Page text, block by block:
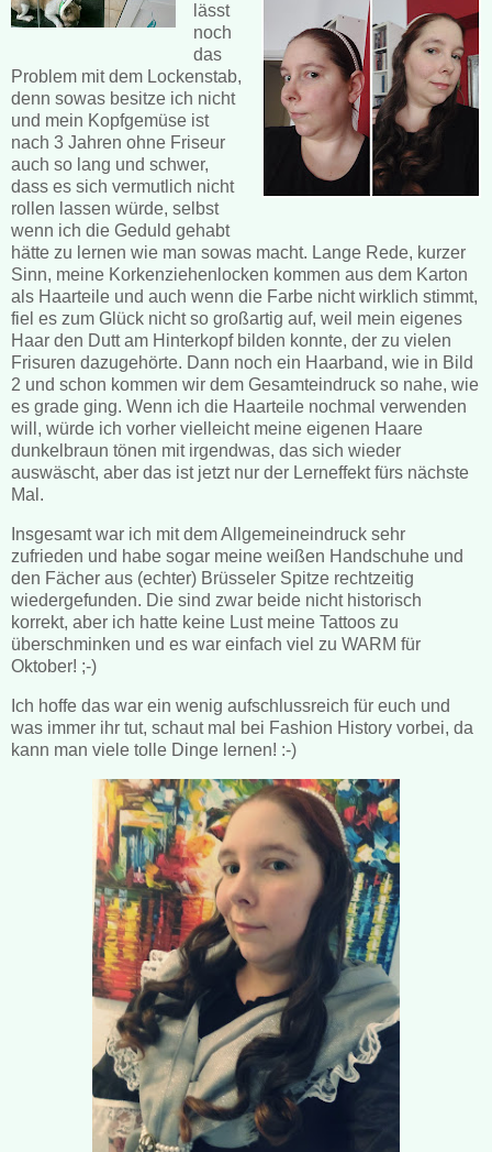
lässt
noch
das
Problem mit dem Lockenstab,
denn sowas besitze ich nicht
und mein Kopfgemüse ist
nach 3 Jahren ohne Friseur
auch so lang und schwer,
dass es sich vermutlich nicht
rollen lassen würde, selbst
wenn ich die Geduld gehabt
hätte zu lernen wie man sowas macht. Lange Rede, kurzer
Sinn, meine Korkenziehenlocken kommen aus dem Karton
als Haarteile und auch wenn die Farbe nicht wirklich stimmt,
fiel es zum Glück nicht so großartig auf, weil mein eigenes
Haar den Dutt am Hinterkopf bilden konnte, der zu vielen
Frisuren dazugehörte. Dann noch ein Haarband, wie in Bild
2 und schon kommen wir dem Gesamteindruck so nahe, wie
es grade ging. Wenn ich die Haarteile nochmal verwenden
will, würde ich vorher vielleicht meine eigenen Haare
dunkelbraun tönen mit irgendwas, das sich wieder
auswäscht, aber das ist jetzt nur der Lerneffekt fürs nächste
Mal.
Insgesamt war ich mit dem Allgemeineindruck sehr
zufrieden und habe sogar meine weißen Handschuhe und
den Fächer aus (echter) Brüsseler Spitze rechtzeitig
wiedergefunden. Die sind zwar beide nicht historisch
korrekt, aber ich hatte keine Lust meine Tattoos zu
überschminken und es war einfach viel zu WARM für
Oktober! ;-)
Ich hoffe das war ein wenig aufschlussreich für euch und
was immer ihr tut, schaut mal bei Fashion History vorbei, da
kann man viele tolle Dinge lernen! :-)